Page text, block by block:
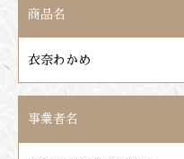
商品名
衣奈わかめ
事業者名